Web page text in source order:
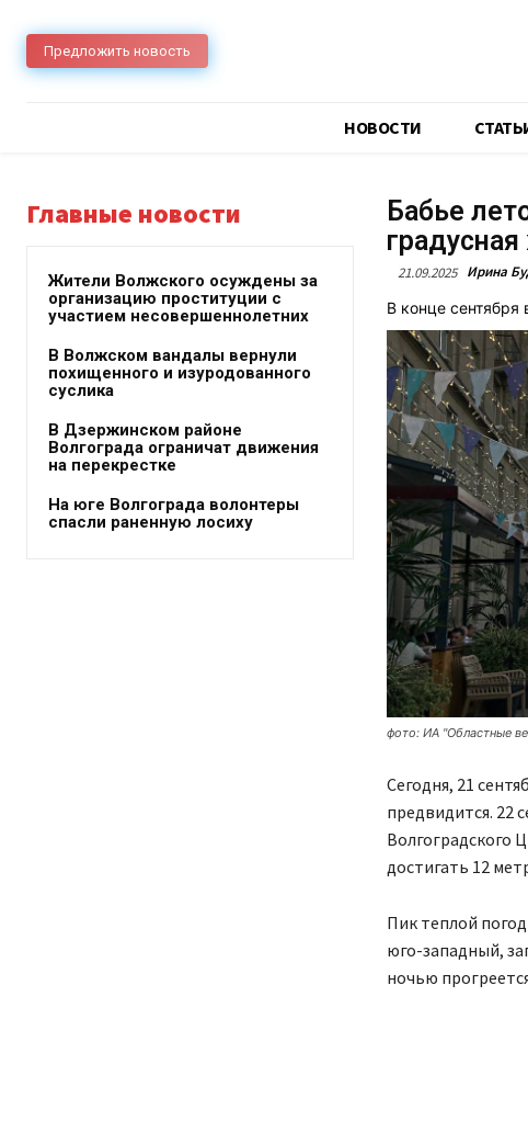
Предложить новость
НОВОСТИ
Главные новости
Жители Волжского осуждены за
организацию проституции с
участием несовершеннолетних
В Волжском вандалы вернули
похищенного и изуродованного
суслика
В Дзержинском районе
Волгограда ограничат движения
на перекрестке
На юге Волгограда волонтеры
спасли раненную лосиху
Бабье
21.09.2025 Ирина
В конце сентября
фото: ИА "Областные
Сегодня, 21
предвидится. 22
Волгоградского
достигать 12
Пик теплой
юго-западный,
ночью